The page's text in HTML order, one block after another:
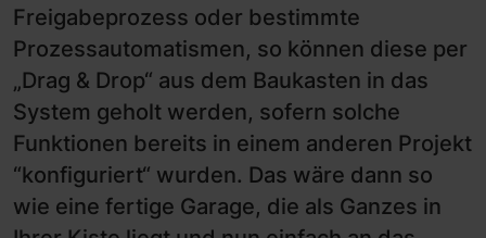
Freigabeprozess oder bestimmte
Prozessautomatismen, so können diese per
„Drag & Drop“ aus dem Baukasten in das
System geholt werden, sofern solche
Funktionen bereits in einem anderen Projekt
“konfiguriert“ wurden. Das wäre dann so
wie eine fertige Garage, die als Ganzes in